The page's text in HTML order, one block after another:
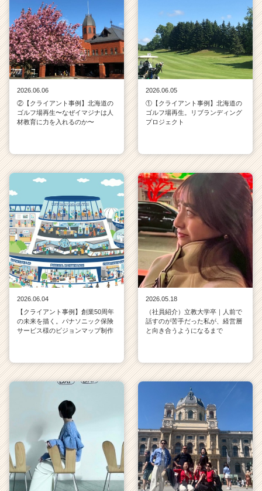
リ
ア
（C
h
e
C
e
r）
2026.06.06
②【クライアント事例】北海道の
ゴルフ場再生〜なぜイマジナは人
材教育に力を入れるのか〜
2026.06.05
①【クライアント事例】北海道の
ゴルフ場再生。リブランディング
プロジェクト
2026.06.04
【クライアント事例】創業50周年
の未来を描く。パナソニック保険
サービス様のビジョンマップ制作
2026.05.18
（社員紹介）立教大学卒｜人前で
話すのが苦手だった私が、経営層
と向き合うようになるまで